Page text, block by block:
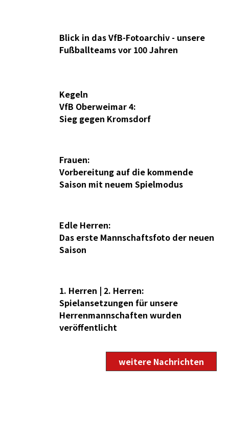
Blick in das VfB-Fotoarchiv - unsere
Fußballteams vor 100 Jahren
Kegeln
VfB Oberweimar 4:
Sieg gegen Kromsdorf
Frauen:
Vorbereitung auf die kommende
Saison mit neuem Spielmodus
Edle Herren:
Das erste Mannschaftsfoto der neuen
Saison
1. Herren | 2. Herren:
Spielansetzungen für unsere
Herrenmannschaften wurden
veröffentlicht
weitere Nachrichten